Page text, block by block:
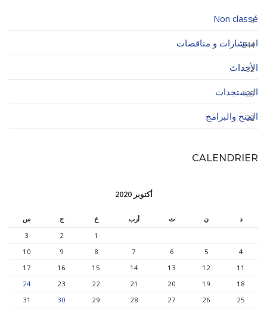
Non classé
3
استشارات و مناقصات
244
الأحداث
132
المستجدات
125
المنح والبرامج
32
CALENDRIER
أكتوبر 2020
د ن ث أرب خ ج
س
1
2
3
4
5
6
7
8
9
10
11
12
13
14
15
16
17
18
19
20
21
22
23
24
25
26
27
28
29
30
31